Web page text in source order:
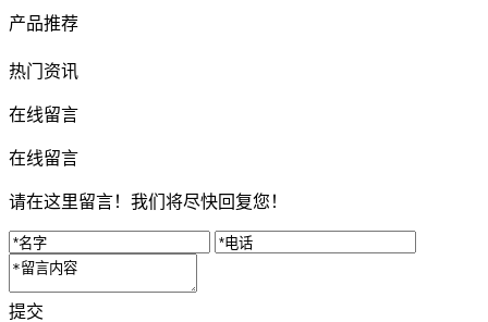
产品推荐
热门资讯
在线留言
在线留言
请在这里留言！我们将尽快回复您！
提交